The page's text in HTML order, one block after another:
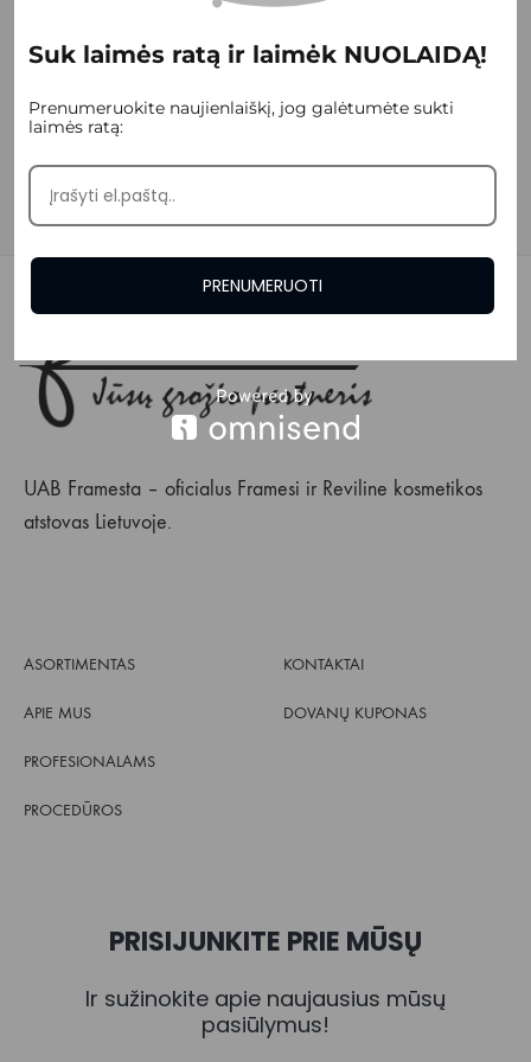
★ ★★ ★ ★
UAB Framesta – oficialus Framesi ir Reviline kosmetikos
atstovas Lietuvoje.
ASORTIMENTAS
APIE MUS
PROFESIONALAMS
PROCEDŪROS
KONTAKTAI
DOVANŲ KUPONAS
PRISIJUNKITE PRIE MŪSŲ
Ir sužinokite apie naujausius mūsų
pasiūlymus!
Suk laimės ratą ir laimėk NUOLAIDĄ!
Prenumeruokite naujienlaiškį, jog galėtumėte sukti
laimės ratą:
PRENUMERUOTI